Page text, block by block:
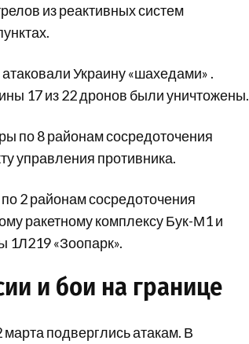
из реактивных систем
Украину «шахедами» .
17 из 22 дронов были уничтожены.
по 8 районам сосредоточения
управления противника.
2 районам сосредоточения
ракетному комплексу Бук-М1 и
1Л219 «Зоопарк».
и бои на границе
подверглись атакам. В